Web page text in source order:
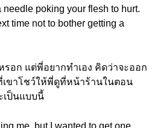
needle poking your flesh to hurt.
time not to bother getting a
รอก แต่พี่อยากทำเอง คิดว่าจะออก
ขาโชว์ให้พี่ดูที่หน้าร้านในตอน
เป็นแบบนี้
me, but I wanted to get one